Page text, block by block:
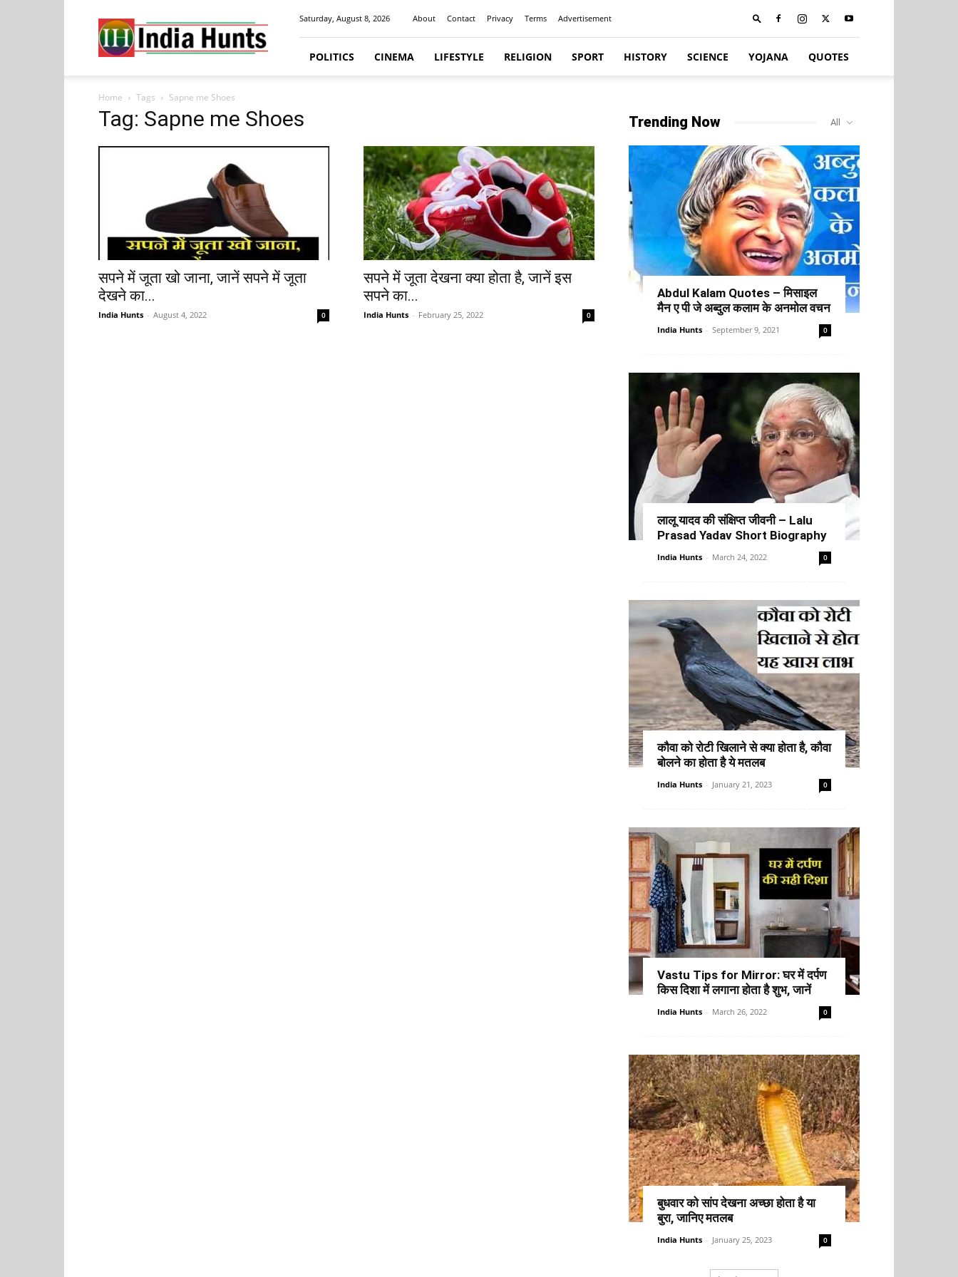
Hunts
Saturday, August 8, 2026 About Contact Privacy Terms Advertisement
POLITICS CINEMA LIFESTYLE RELIGION SPORT HISTORY SCIENCE YOJANA QUOTES
Home Tags Sapne me Shoes
Tag: Sapne me Shoes
सपने में जूता खो जाना, जानें सपने में जूता
देखने का...
India Hunts - August 4, 2022 0
सपने में जूता देखना क्या होता है, जानें इस
सपने का...
India Hunts - February 25, 2022 0
Trending Now All
Abdul Kalam Quotes – मिसाइल
मैन ए पी जे अब्दुल कलाम के अनमोल वचन
India Hunts - September 9, 2021 0
लालू यादव की संक्षिप्त जीवनी – Lalu
Prasad Yadav Short Biography
India Hunts - March 24, 2022 0
कौवा को रोटी खिलाने से क्या होता है, कौवा
बोलने का होता है ये मतलब
India Hunts - January 21, 2023 0
Vastu Tips for Mirror: घर में दर्पण
किस दिशा में लगाना होता है शुभ, जानें
India Hunts - March 26, 2022 0
बुधवार को सांप देखना अच्छा होता है या
बुरा, जानिए मतलब
India Hunts - January 25, 2023 0